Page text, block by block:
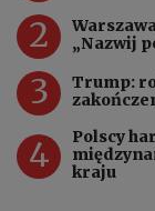
2
„Nazwij
3
Trump:
4
Polscy
kraju